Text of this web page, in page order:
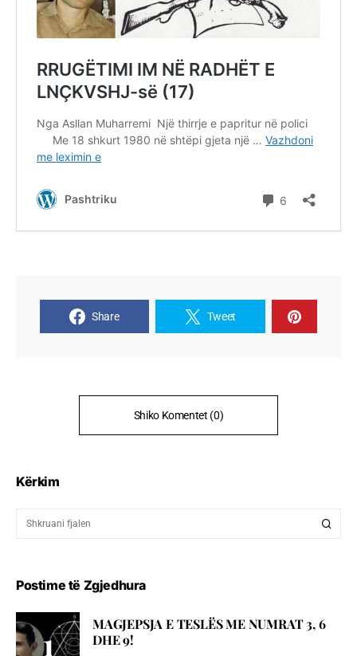
Share Tweet
Shiko Komentet (0)
Kërkim
Postime të Zgjedhura
MAGJEPSJA E TESLËS ME NUMRAT 3, 6
DHE 9!